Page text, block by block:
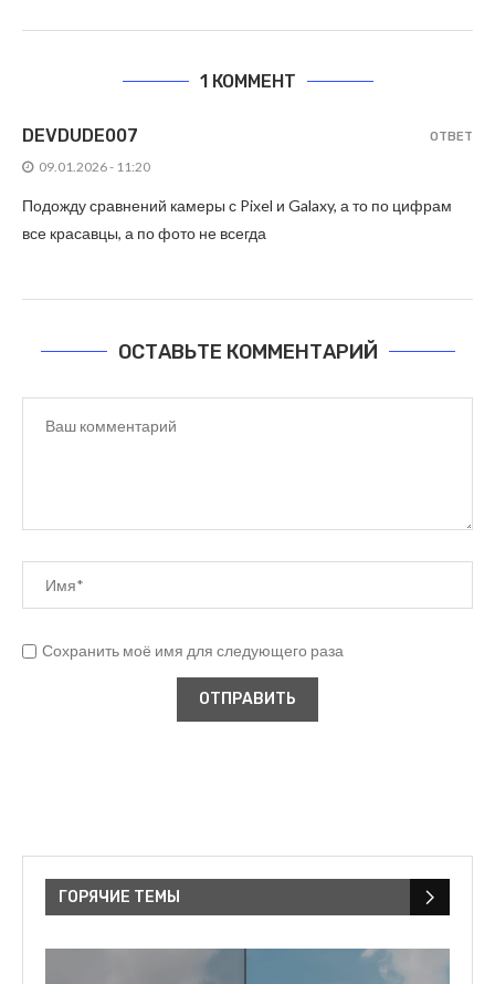
1 КОММЕНТ
DEVDUDE007
09.01.2026 - 11:20
Подожду сравнений камеры с Pixel и Galaxy, а то по цифрам
все красавцы, а по фото не всегда
ОТВЕТ
ОСТАВЬТЕ КОММЕНТАРИЙ
Сохранить моё имя для следующего раза
ГОРЯЧИЕ ТЕМЫ